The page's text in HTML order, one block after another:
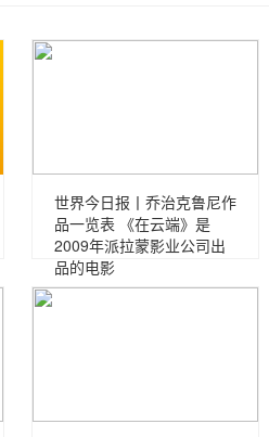
世界今日报丨乔治克鲁尼作
品一览表 《在云端》是
2009年派拉蒙影业公司出
品的电影